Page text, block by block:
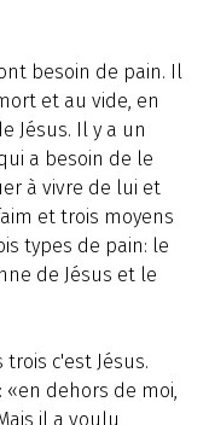
besoin de pain. Il
et au vide, en
Jésus. Il y a un
a besoin de le
à vivre de lui et
et trois moyens
types de pain: le
de Jésus et le
c'est Jésus.
«en dehors de moi,
il a voulu,